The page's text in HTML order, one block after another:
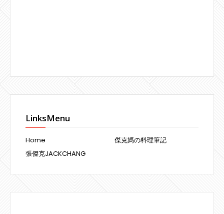
LinksMenu
Home
傑克媽の料理筆記
張傑克JACKCHANG